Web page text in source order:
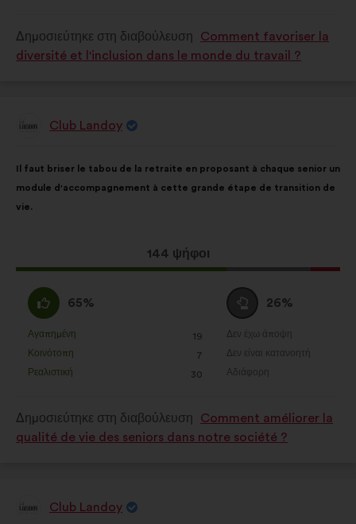
ως
εξής:
ως
εξής:
Δημοσιεύτηκε στη διαβούλευση
Comment favoriser la
diversité et l'inclusion dans le monde du travail ?
ΠρότασηClub Landoy
της
πρότασης:
Il faut briser le tabou de la retraite en proposant à chaque senior un
module d'accompagnement à cette grande étape de transition de
vie.
Η
πρόταση
144 ψήφοι
κατανομή:
Συμφωνώ
:
65%
ως
εξής:
Αγαπημένη
: 19
φορές
Κοινότοπη
: 7
φορές
Ρεαλιστική
: 30
φορές
Ουδέτερη
ψήφος
:
26%
ως
εξής:
Δεν έχω άποψη
:φορές
Δεν είναι κατανοητή
:φορές
Αδιάφορη
φορές
Δημοσιεύτηκε στη διαβούλευση
Comment améliorer la
qualité de vie des seniors dans notre société ?
ΠρότασηClub Landoy